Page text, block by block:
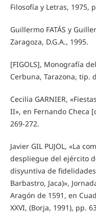
Filosofía y Letras, 1975,
Guillermo FATÁS y
Zaragoza, D.G.A., 1995.
[FIGOLS], Monografía
Cerbuna, Tarazona, tip.
Cecilia GARNIER,
II», en Fernando Checa
269-272.
Javier GIL PUJOL, «La
despliegue del ejército
disyuntiva de
Barbastro, Jaca)»,
Aragón de 1591, en
XXVI, (Borja, 1991), pp.